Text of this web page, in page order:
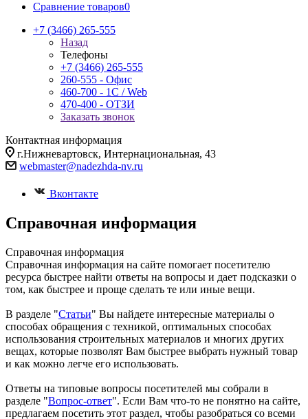
Сравнение товаров0
+7 (3466) 265-555
Назад
Телефоны
+7 (3466) 265-555
260-555 - Офис
460-700 - 1C / Web
470-400 - ОТЗИ
Заказать звонок
Контактная информация
г.Нижневартовск, Интернациональная, 43
webmaster@nadezhda-nv.ru
Вконтакте
Справочная информация
Справочная информация
Справочная информация на сайте помогает посетителю
ресурса быстрее найти ответы на вопросы и дает подсказки о
том, как быстрее и проще сделать те или иные вещи.
В разделе "Статьи" Вы найдете интересные материалы о
способах обращения с техникой, оптимальных способах
использования строительных материалов и многих других
вещах, которые позволят Вам быстрее выбрать нужный товар
и как можно легче его использовать.
Ответы на типовые вопросы посетителей мы собрали в
разделе "Вопрос-ответ". Если Вам что-то не понятно на сайте,
предлагаем посетить этот раздел, чтобы разобраться со всеми